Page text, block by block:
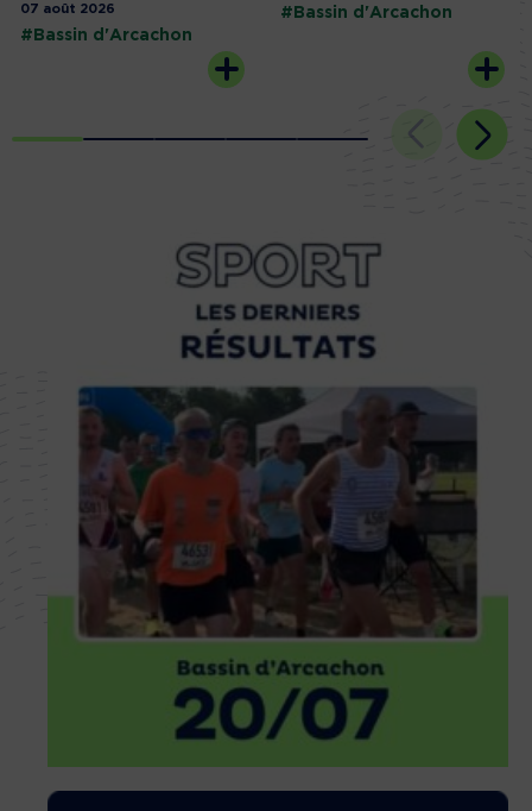
07 août 2026
#Bassin d'Arcachon
#Bassin d'Arcachon